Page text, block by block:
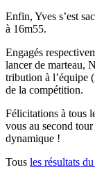
Enfin, Yves s’est
à 16m55.
Engagés
lancer de marteau,
tri­bu­tion à l’équipe
de la com­péti­tion.
Félic­i­ta­tions à tous
vous au sec­ond
dynamique !
Tous les résul­tats